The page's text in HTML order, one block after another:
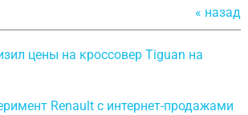
« назад
цены на кроссовер Tiguan на
Renault с интернет-продажами